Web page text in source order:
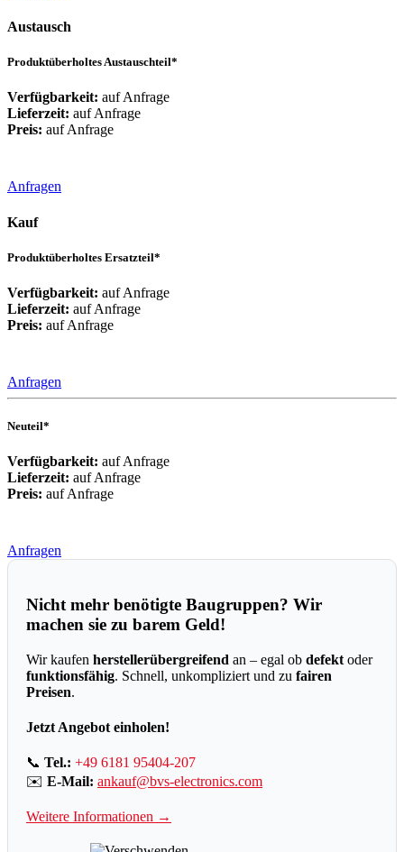
Austausch
Produktüberholtes Austauschteil*
Verfügbarkeit: auf Anfrage
Lieferzeit: auf Anfrage
Preis: auf Anfrage
Anfragen
Kauf
Produktüberholtes Ersatzteil*
Verfügbarkeit: auf Anfrage
Lieferzeit: auf Anfrage
Preis: auf Anfrage
Anfragen
Neuteil*
Verfügbarkeit: auf Anfrage
Lieferzeit: auf Anfrage
Preis: auf Anfrage
Anfragen
Nicht mehr benötigte Baugruppen? Wir
machen sie zu barem Geld!
Wir kaufen herstellerübergreifend an – egal ob defekt oder
funktionsfähig. Schnell, unkompliziert und zu fairen
Preisen.
Jetzt Angebot einholen!
📞 Tel.: +49 6181 95404-207
✉️ E-Mail: ankauf@bvs-electronics.com
Weitere Informationen →